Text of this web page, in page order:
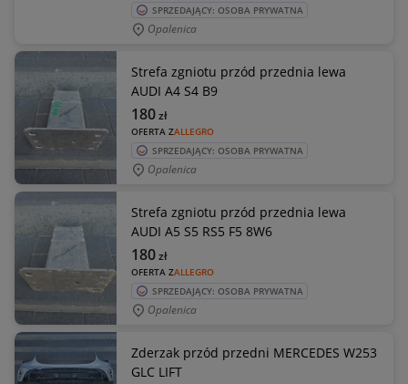
SPRZEDAJĄCY: OSOBA PRYWATNA
Opalenica
Strefa zgniotu przód przednia lewa
AUDI A4 S4 B9
OFERTA ZALLEGRO
180zł
SPRZEDAJĄCY: OSOBA PRYWATNA
Opalenica
Strefa zgniotu przód przednia lewa
AUDI A5 S5 RS5 F5 8W6
OFERTA ZALLEGRO
180zł
SPRZEDAJĄCY: OSOBA PRYWATNA
Opalenica
Zderzak przód przedni MERCEDES W253
GLC LIFT